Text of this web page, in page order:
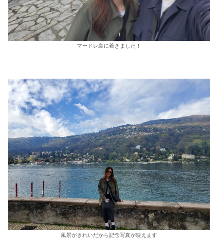
マードレ島に着きました！
風景がきれいだから記念写真が映えます